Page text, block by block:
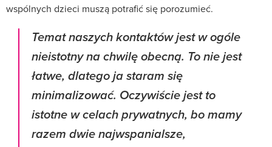
wspólnych dzieci muszą potrafić się porozumieć.
Temat naszych kontaktów jest w ogóle
nieistotny na chwilę obecną. To nie jest
łatwe, dlatego ja staram się
minimalizować. Oczywiście jest to
istotne w celach prywatnych, bo mamy
razem dwie najwspanialsze,